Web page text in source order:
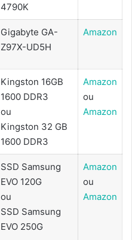
4790K
Gigabyte GA-
Z97X-UD5H
Amazon
Kingston 16GB
1600 DDR3
ou
Kingston 32 GB
1600 DDR3
Amazon
ou
Amazon
SSD Samsung
EVO 120G
ou
SSD Samsung
EVO 250G
Amazon
ou
Amazon